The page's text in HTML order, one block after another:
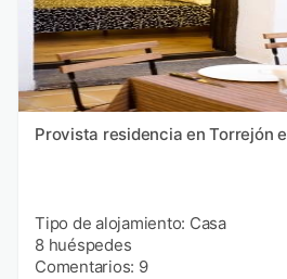
Provista residencia en Torrejón
Tipo de alojamiento: Casa
8 huéspedes
Comentarios: 9